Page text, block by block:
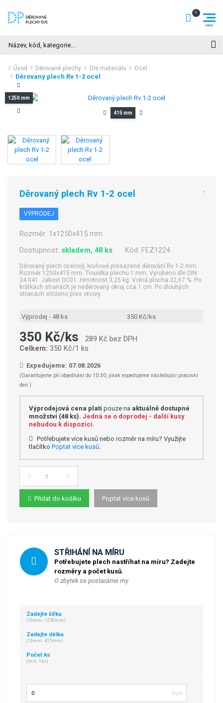
Úvod Děrované plechy Dle materiálu Ocel
Děrovaný plech Rv 1-2 ocel
1250 mm
415 mm
Děrovaný plech Rv 1-2 ocel
VÝPRODEJ
Rozměr: 1x1250x415 mm
Dostupnost: skladem, 48 ks Kód: FEZ1224
Děrovaný plech ocelový, kruhové přesazené děrování Rv 1-2 mm.
Rozměr 1250x415 mm. Tloušťka plechu 1 mm. Vyrobeno dle DIN
24 041. Jakost DC01. Hmotnost 3,25 kg. Volná plocha 22,67 %. Po
krátkách stranách je neděrovaný okraj cca 1 cm. Po dlouhých
stranách střiženo přes otvory.
Výprodej - 48 ks 350 Kč/ks
350 Kč/ks
289 Kč bez DPH
Celkem: 350 Kč/1 ks
Expedujeme: 07.08.2026
(Garantujeme při objednání do 10:30, jinak expedujeme následující pracovní
den.)
Výprodejová cena platípouze na aktuálně dostupné
množství (48 ks). Jedná se o doprodej - další kusy
nebudou k dispozici.
Potřebujete více kusů nebo rozměr na míru? Využijte
tlačítko Poptat více kusů.
Počet
Přidat do košíku Poptat více kusů
STŘIHÁNÍ NA MÍRU
Potřebujete plech nastříhat na míru? Zadejte
rozměry a počet kusů.
O zbytek se postaráme my.
Zadejte šířku
(10mm - 1250mm)
Zadejte délku
(10mm - 415mm)
Počet ks
(min. 1ks)